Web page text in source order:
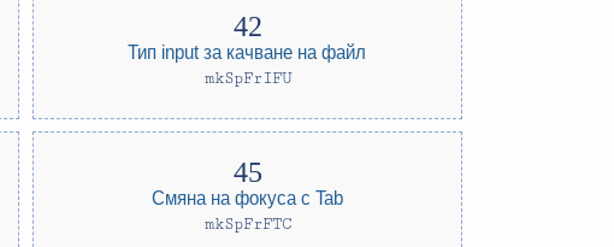
Тип input за качване на файл
mkSpFrIFU
Смяна на фокуса с Tab
mkSpFrFTC